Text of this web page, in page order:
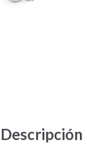
Descripción